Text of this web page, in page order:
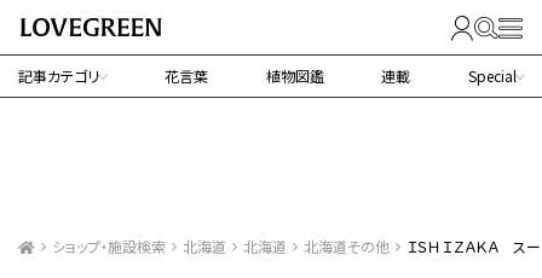
記事カテゴリ 花言葉 植物図鑑 連載 Special
ショップ・施設検索 北海道 北海道 北海道その他 ＩＳＨＩＺＡＫＡ ス